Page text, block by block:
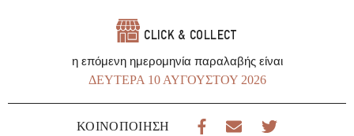
CLICK & COLLECT
η επόμενη ημερομηνία παραλαβής είναι
ΔΕΥΤΈΡΑ 10 ΑΥΓΟΎΣΤΟΥ 2026
ΚΟΙΝΟΠΟΊΗΣΗ